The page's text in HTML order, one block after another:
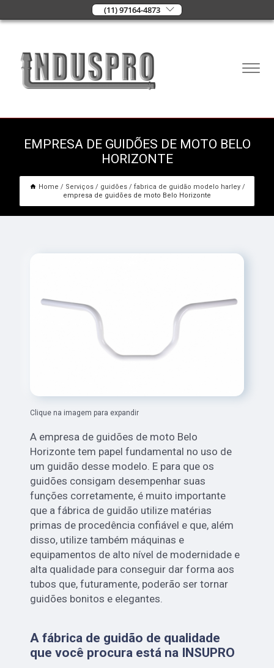
(11) 97164-4873
EMPRESA DE GUIDÕES DE MOTO BELO
HORIZONTE
Home Serviços guidões
fabrica de guidão modelo harley
empresa de guidões de moto Belo Horizonte
Clique na imagem para expandir
A empresa de guidões de moto Belo
Horizonte tem papel fundamental no uso de
um guidão desse modelo. E para que os
guidões consigam desempenhar suas
funções corretamente, é muito importante
que a fábrica de guidão utilize matérias
primas de procedência confiável e que, além
disso, utilize também máquinas e
equipamentos de alto nível de modernidade e
alta qualidade para conseguir dar forma aos
tubos que, futuramente, poderão ser tornar
guidões bonitos e elegantes.
A fábrica de guidão de qualidade
que você procura está na INSUPRO